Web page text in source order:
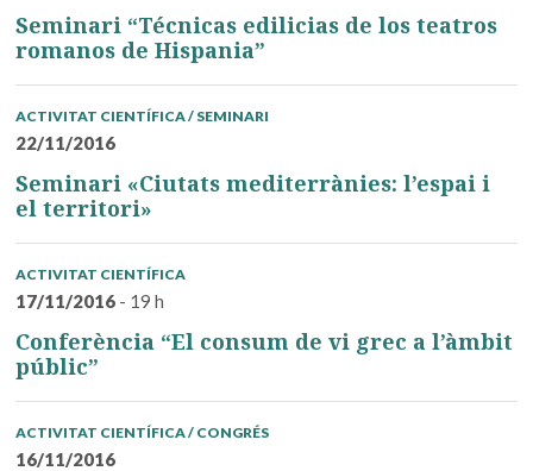
Seminari “Técnicas edilicias de los teatros
romanos de Hispania”
ACTIVITAT CIENTÍFICA / SEMINARI
22/11/2016
Seminari «Ciutats mediterrànies: l’espai i
el territori»
ACTIVITAT CIENTÍFICA
17/11/2016 - 19 h
Conferència “El consum de vi grec a l’àmbit
públic”
ACTIVITAT CIENTÍFICA / CONGRÉS
16/11/2016